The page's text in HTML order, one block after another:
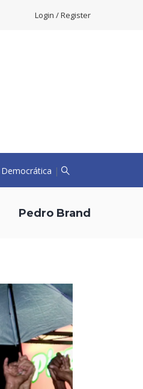
Login / Register
|
Pedro Brand